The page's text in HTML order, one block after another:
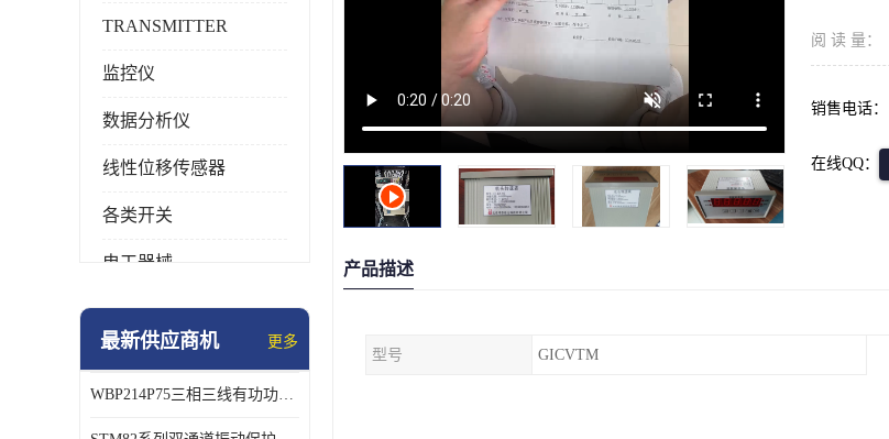
TRANSMITTER
监控仪
数据分析仪
线性位移传感器
各类开关
电工器械
模块化产品
特殊用处传感器
最新供应商机 更多
WBP214P75三相三线有功功率传感器鸿泰顺达产品稳定性好
阅 读 量：
销售电话：
在线QQ：
产品描述
型号 GICVTM